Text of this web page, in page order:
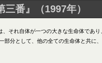
三番』（1997年）
、それ自体が一つの大きな生命体であり
部分として、他の全ての生命体と共に